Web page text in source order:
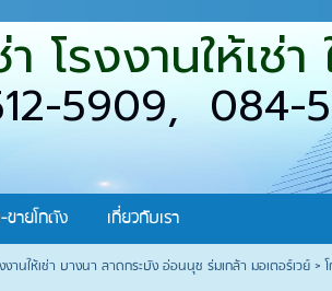
า โรงงานให้เ
5909, 084-
ขายโกดัง เกี่ยวกับเรา
งงานให้เช่า บางนา ลาดกระบัง อ่อนนุช ร่มเกล้า มอเตอร์เวย์>